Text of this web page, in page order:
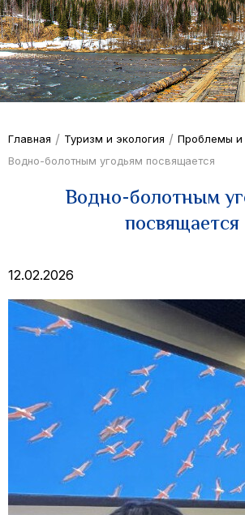
Главная / Туризм и экология / Проблемы и
Водно-болотным угодьям посвящается
Водно-болотным
посвящается
12.02.2026